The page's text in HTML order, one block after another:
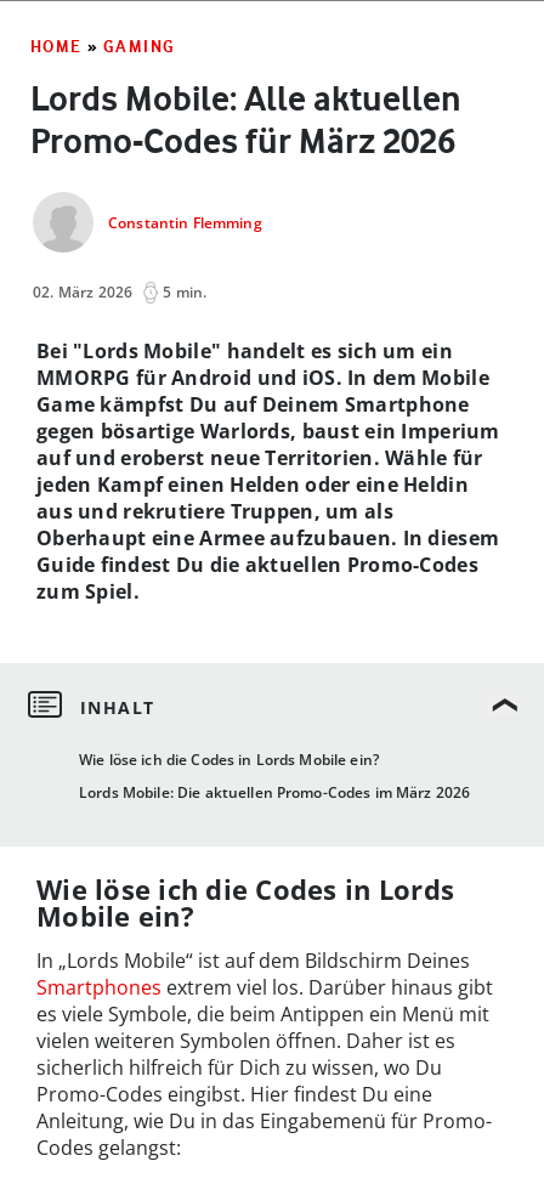
HOME » GAMING
Lords Mobile: Alle aktuellen
Promo-Codes für März 2026
Constantin Flemming
02. März 2026 5 min.
Wie löse ich die Codes in Lords Mobile ein?
Lords Mobile: Die aktuellen Promo-Codes im März 2026
Bei "Lords Mobile" handelt es sich um ein
MMORPG für Android und iOS. In dem Mobile
Game kämpfst Du auf Deinem Smartphone
gegen bösartige Warlords, baust ein Imperium
auf und eroberst neue Territorien. Wähle für
jeden Kampf einen Helden oder eine Heldin
aus und rekrutiere Truppen, um als
Oberhaupt eine Armee aufzubauen. In diesem
Guide findest Du die aktuellen Promo-Codes
zum Spiel.
Wie löse ich die Codes in Lords
Mobile ein?
In „Lords Mobile“ ist auf dem Bildschirm Deines
Smartphones extrem viel los. Darüber hinaus gibt
es viele Symbole, die beim Antippen ein Menü mit
vielen weiteren Symbolen öffnen. Daher ist es
sicherlich hilfreich für Dich zu wissen, wo Du
Promo-Codes eingibst. Hier findest Du eine
Anleitung, wie Du in das Eingabemenü für Promo-
Codes gelangst: